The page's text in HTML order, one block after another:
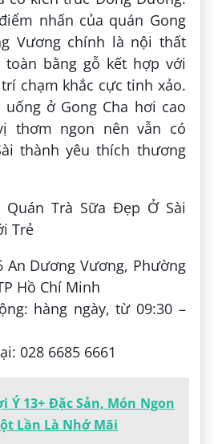
nhấn của quán Gong
Vương chính là nội thất
toàn bằng gỗ kết hợp với
chạm khắc cực tinh xảo.
ở Gong Cha hơi cao
thơm ngon nên vẫn có
thành yêu thích thương
An Dương Vương, Phường
Hồ Chí Minh
hàng ngày, từ 09:30 –
028 6685 6661
Ý 13+ Đặc Sản, Món Ngon
Lần Là Nhớ Mãi